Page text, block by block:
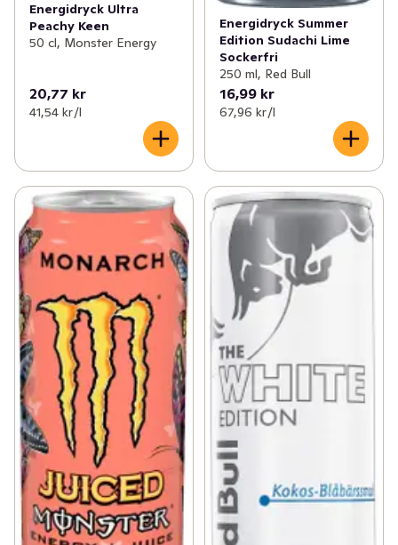
Energidryck Ultra
Peachy Keen
50 cl, Monster Energy
20,77 kr
41,54 kr /l
Energidryck Summer
Edition Sudachi Lime
Sockerfri
250 ml, Red Bull
16,99 kr
67,96 kr /l